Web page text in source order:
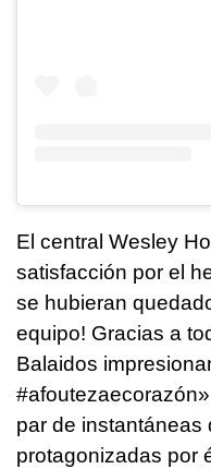
El central Wesley
satisfacción por el
se hubieran
equipo! Gracias a
Balaidos
par de instantáneas
protagonizadas por